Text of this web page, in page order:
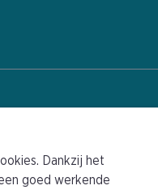
Dankzij het
goed werkende